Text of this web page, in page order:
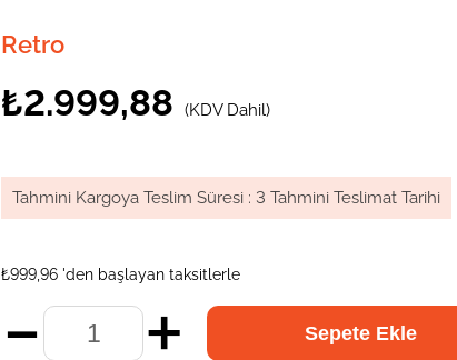
Retro
₺2.999,88 (KDV Dahil)
Tahmini Kargoya Teslim Süresi : 3 Tahmini Teslimat Tarihi
₺999,96 'den başlayan taksitlerle